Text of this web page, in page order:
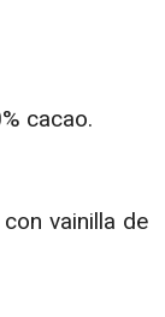
cacao.
vainilla de